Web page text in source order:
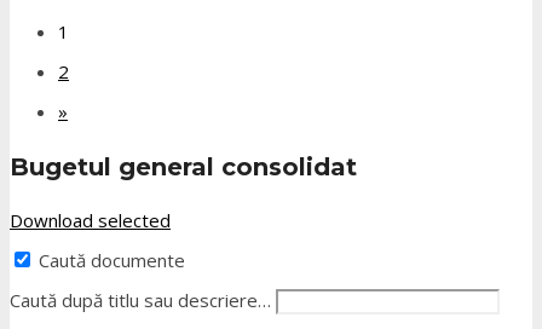
1
2
»
Bugetul general consolidat
Download selected
Caută documente
Caută după titlu sau descriere…